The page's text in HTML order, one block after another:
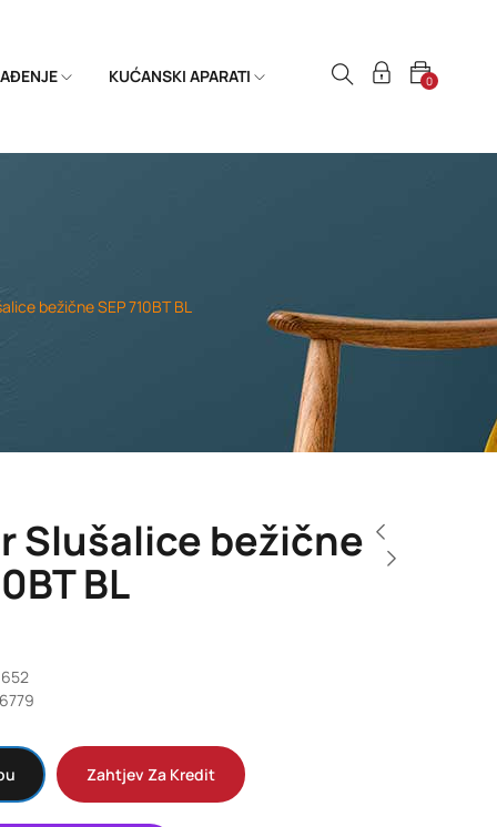
KUĆANSKI APARATI 0
bežične SEP 710BT BL
Slušalice bežične
BL
Zahtjev Za Kredit